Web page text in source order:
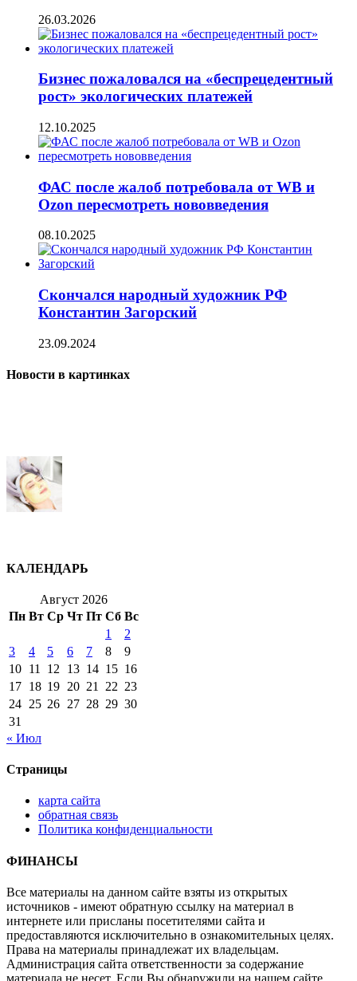
26.03.2026
Бизнес пожаловался на «беспрецедентный
рост» экологических платежей
12.10.2025
ФАС после жалоб потребовала от WB и
Ozon пересмотреть нововведения
08.10.2025
Скончался народный художник РФ
Константин Загорский
23.09.2024
Новости в картинках
КАЛЕНДАРЬ
Август 2026
Пн Вт Ср Чт Пт Сб Вс
1
2
3
4 5 6 7 8
9
10 11 12 13 14 15 16
17 18 19 20 21 22 23
24 25 26 27 28 29 30
31
« Июл
Страницы
карта сайта
обратная связь
Политика конфиденциальности
ФИНАНСЫ
Все материалы на данном сайте взяты из открытых
источников - имеют обратную ссылку на материал в
интернете или присланы посетителями сайта и
предоставляются исключительно в ознакомительных целях.
Права на материалы принадлежат их владельцам.
Администрация сайта ответственности за содержание
материала не несет. Если Вы обнаружили на нашем сайте